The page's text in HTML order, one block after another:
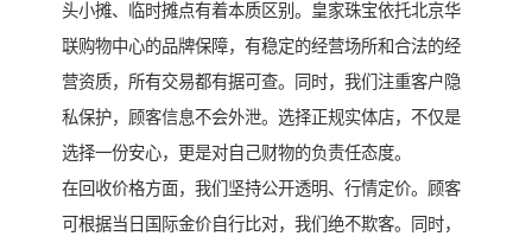
头小摊、临时摊点有着本质区别。皇家珠宝依托北京华
联购物中心的品牌保障，有稳定的经营场所和合法的经
营资质，所有交易都有据可查。同时，我们注重客户隐
私保护，顾客信息不会外泄。选择正规实体店，不仅是
选择一份安心，更是对自己财物的负责任态度。
在回收价格方面，我们坚持公开透明、行情定价。顾客
可根据当日国际金价自行比对，我们绝不欺客。同时，